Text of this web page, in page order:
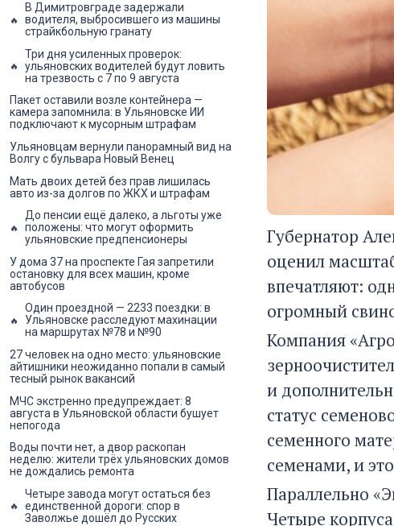
Губернатор
оценил
впечатляют:
огромный
Компания
и
статус
семенного
семенами, и
Параллельно
Четыре
В Димитровграде задержали
водителя, выбросившего из машины
страйкбольную гранату
Три дня усиленных проверок:
ульяновских водителей будут ловить
на трезвость с 7 по 9 августа
Пакет оставили возле контейнера —
камера запомнила: в Ульяновске ИИ
подключают к мусорным штрафам
Ульяновцам вернули панорамный вид на
Волгу с бульвара Новый Венец
Мать двоих детей без прав лишилась
авто из-за долгов по ЖКХ и штрафам
До пенсии ещё далеко, а льготы уже
положены: что могут оформить
ульяновские предпенсионеры
У дома 37 на проспекте Гая запретили
остановку для всех машин, кроме
автобусов
Один проездной — 2233 поездки: в
Ульяновске расследуют махинации
на маршрутах №78 и №90
27 человек на одно место: ульяновские
айтишники неожиданно попали в самый
тесный рынок вакансий
МЧС экстренно предупреждает: 8
августа в Ульяновской области бушует
непогода
Воды почти нет, а двор раскопан
неделю: жители трёх ульяновских домов
не дождались ремонта
Четыре завода могут остаться без
единственной дороги: спор в
Заволжье дошёл до Русских